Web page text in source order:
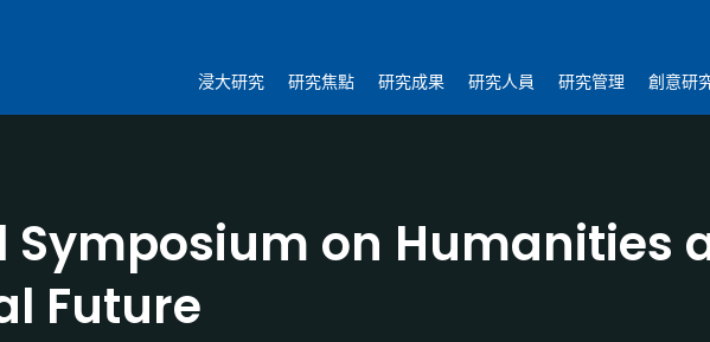
浸大研究 研究焦點 研究成果 研究人員 研究管理 創意研
on Humanities
Future